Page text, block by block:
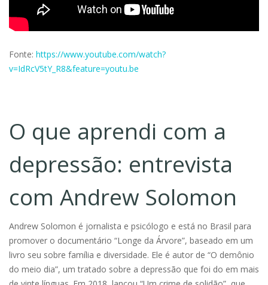
Fonte: https://www.youtube.com/watch?
v=IdRcV5tY_R8&feature=youtu.be
O que aprendi com a
depressão: entrevista
com Andrew Solomon
Andrew Solomon é jornalista e psicólogo e está no Brasil para
promover o documentário “Longe da Árvore”, baseado em um
livro seu sobre família e diversidade. Ele é autor de “O demônio
do meio dia”, um tratado sobre a depressão que foi do em mais